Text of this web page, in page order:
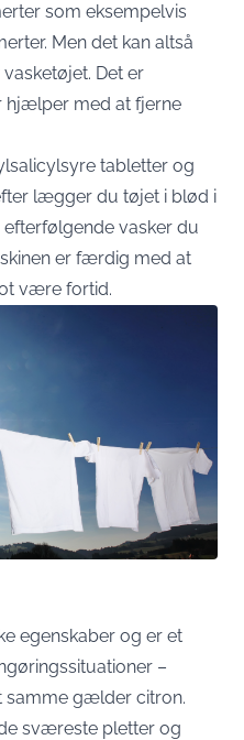
som eksempelvis
Men det kan altså
Det er
hjælper med at fjerne
tabletter og
lægger du tøjet i blød i
vasker du
er færdig med at
være fortid.
egenskaber og er et
–
samme gælder citron.
sværeste pletter og